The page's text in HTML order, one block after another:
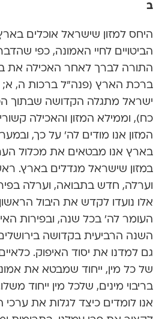
ב
היחס למזון שישראל אוכלים
הביטויים לחיי האמונה, כפי
התורה לברך לאחר האכילה את
ברכת הארץ (פנה”ל ברכות ה,
ישראל מתגלה הקדושה שבתוך
כח), וממילא המזון והאכילה
המזון אנו מודים לה’ על כך,
בארץ אנו מבטאים את מכלול
במזון שישראל מגדלים בארץ.
וערלה, חדש בתבואה, וערלה
אלו נועדו לקדש את היבול
העומר לה’ בכל שנה, ובפירות
השנה הרביעית בקדושה
גם למדנו את יסוד האיפוק.
של כל מין, ייחוד שמבטא את אמונת
בריבוי מינים, שלכל מין ייחוד
אנו לומדים כיצד לגלות את